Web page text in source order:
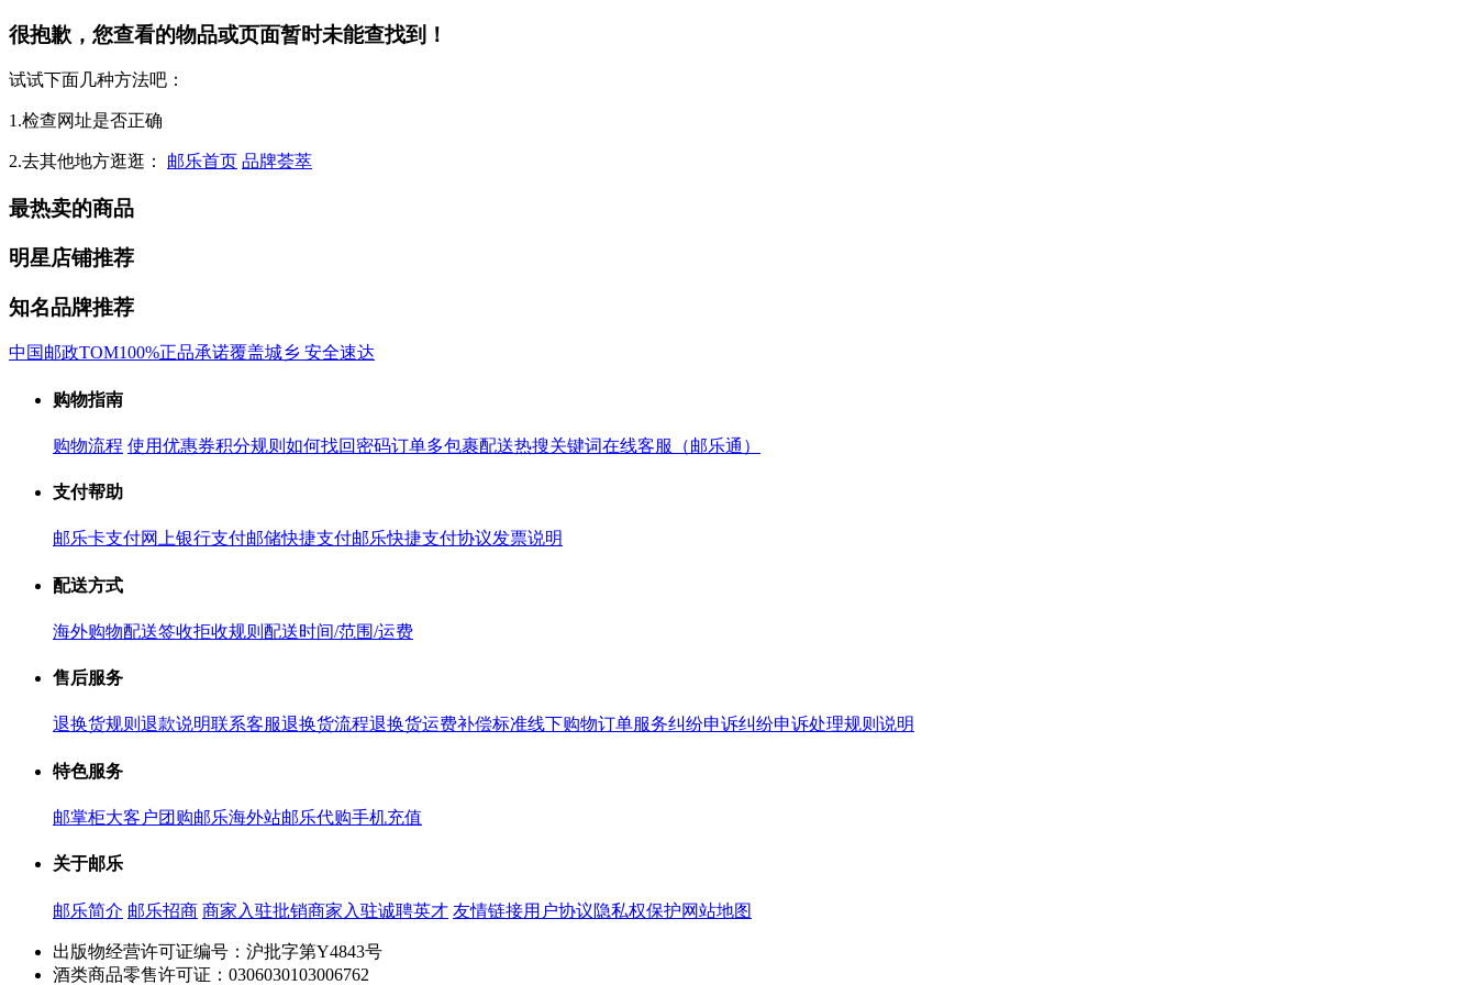
很抱歉，您查看的物品或页面暂时未能查找到！
试试下面几种方法吧：
1.检查网址是否正确
2.去其他地方逛逛： 邮乐首页 品牌荟萃
最热卖的商品
明星店铺推荐
知名品牌推荐
中国邮政TOM100%正品承诺覆盖城乡 安全速达
购物指南
购物流程 使用优惠券积分规则 如何找回密码订单多包裹配送热搜关键词在线客服（邮乐通）
支付帮助
邮乐卡支付网上银行支付邮储快捷支付邮乐快捷支付协议发票说明
配送方式
海外购物配送签收拒收规则 配送时间/范围/运费
售后服务
退换货规则 退款说明联系客服退换货流程退换货运费补偿标准线下购物订单服务纠纷申诉纠纷申诉处理规则说明
特色服务
邮掌柜大客户团购邮乐海外站邮乐代购手机充值
关于邮乐
邮乐简介 邮乐招商 商家入驻批销商家入驻诚聘英才 友情链接用户协议隐私权保护网站地图
出版物经营许可证编号：沪批字第Y4843号
酒类商品零售许可证：0306030103006762